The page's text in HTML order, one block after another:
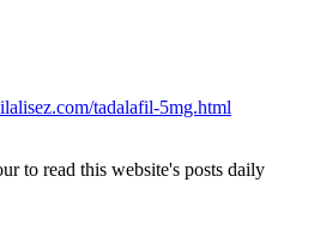
tadalafil-5mg.html
to read this website's posts daily